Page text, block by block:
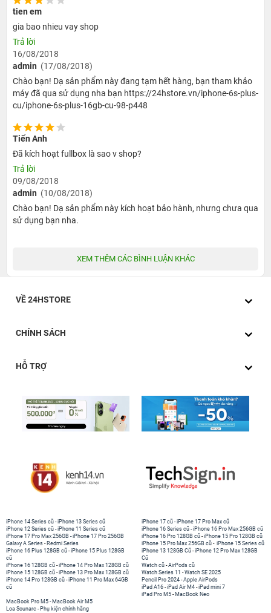
tien em
gia bao nhieu vay shop
Trả lời
16/08/2018
admin (17/08/2018)
Chào bạn! Dạ sản phẩm này đang tạm hết hàng, bạn tham khảo
máy đã qua sử dụng nha bạn https://24hstore.vn/iphone-6s-plus-
cu/iphone-6s-plus-16gb-cu-98-p448
Tiến Anh
Đã kích hoạt fullbox là sao v shop?
Trả lời
09/08/2018
admin (10/08/2018)
Chào bạn! Dạ sản phẩm này kích hoạt bảo hành, nhưng chưa qua
sử dụng bạn nha.
XEM THÊM CÁC BÌNH LUẬN KHÁC
VỀ 24HSTORE
CHÍNH SÁCH
HỖ TRỢ
iPhone 14 Series cũ -iPhone 13 Series cũ
iPhone 12 Series cũ -iPhone 11 Series cũ
iPhone 17 Pro Max 256GB -iPhone 17 Pro 256GB
Galaxy A Series - Redmi Series
iPhone 17 cũ -iPhone 17 Pro Max cũ
iPhone 16 Series cũ - iPhone 16 Pro Max 256GB cũ
iPhone 16 Pro 128GB cũ -iPhone 15 Pro 128GB cũ
iPhone 15 Pro Max 256GB cũ - iPhone 15 Series cũ
iPhone 16 Plus 128GB cũ -iPhone 15 Plus 128GB
cũ
iPhone 16 128GB cũ -iPhone 14 Pro Max 128GB cũ
iPhone 15 128GB cũ -iPhone 13 Pro Max 128GB cũ
iPhone 14 Pro 128GB cũ -iPhone 11 Pro Max 64GB
cũ
iPhone 13 128GB Cũ -iPhone 12 Pro Max 128GB
Cũ
Watch cũ -AirPods cũ
Watch Series 11 -Watch SE 2025
Pencil Pro 2024 -Apple AirPods
iPad A16 -iPad Air M4 -iPad mini 7
iPad Pro M5 - MacBook Neo
MacBook Pro M5 - MacBook Air M5
Loa Sounarc - Phụ kiện chính hãng